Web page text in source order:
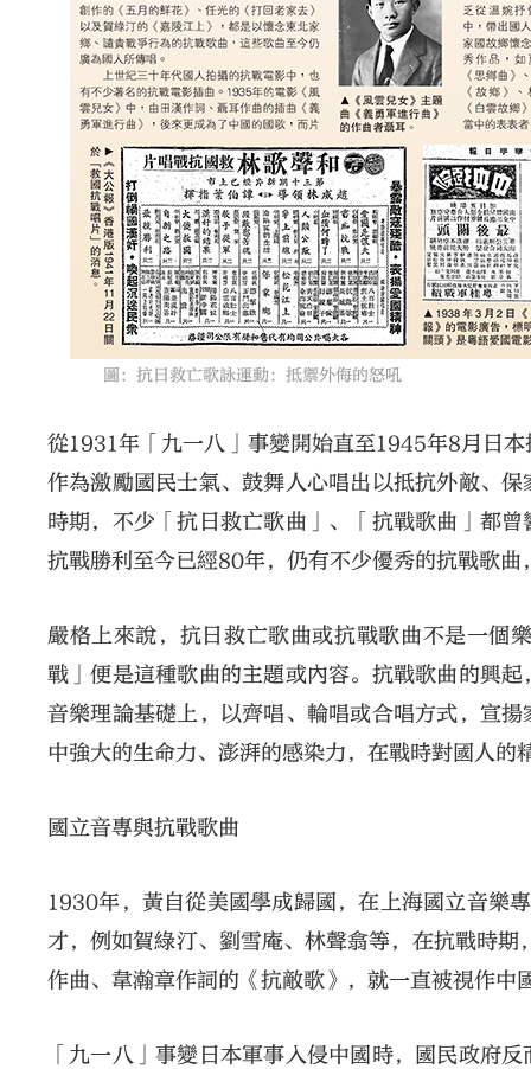
圖：抗日救亡歌詠運動：抵禦外侮的怒吼
從1931年「九一八」事變開始直至1945年8月日
作為激勵國民士氣、鼓舞人心唱出以抵抗外敵、
時期，不少「抗日救亡歌曲」、「抗戰歌曲」都
抗戰勝利至今已經80年，仍有不少優秀的抗戰歌
嚴格上來說，抗日救亡歌曲或抗戰歌曲不是一個
戰」便是這種歌曲的主題或內容。抗戰歌曲的興
音樂理論基礎上，以齊唱、輪唱或合唱方式，宣
中強大的生命力、澎湃的感染力，在戰時對國人的
國立音專與抗戰歌曲
1930年，黃自從美國學成歸國，在上海國立音樂
才，例如賀綠汀、劉雪庵、林聲翕等，在抗戰時
作曲、韋瀚章作詞的《抗敵歌》，就一直被視作中
「九一八」事變日本軍事入侵中國時，國民政府